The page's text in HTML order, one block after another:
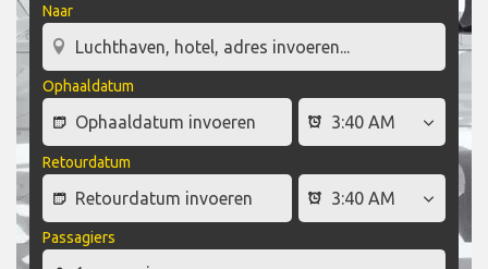
Naar
Ophaaldatum
Retourdatum
Passagiers